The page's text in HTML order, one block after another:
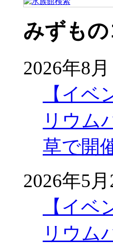
みずも
2026年8月
【イ
リウム
草で開
2026年5月
【イ
リウム